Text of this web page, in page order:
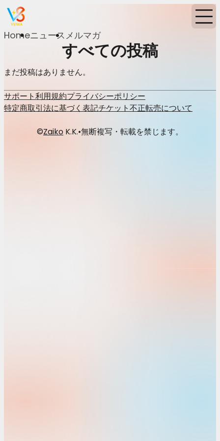
Homeニュースメルマガ
すべての投稿
まだ投稿はありません。
サポート利用規約プライバシーポリシー
特定商取引法に基づく表記チケット不正転売について
©Zaiko K.K.•無断複写・転載を禁じます。